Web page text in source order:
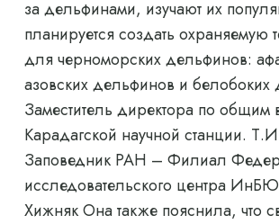
за дельфинами, изучают их
планируется создать охраняемую
для черноморских дельфинов:
азовских дельфинов и белобоких
Заместитель директора по общим
Карадагской научной станции.
Заповедник РАН – Филиал
исследовательского центра
Хижняк Она также пояснила, что